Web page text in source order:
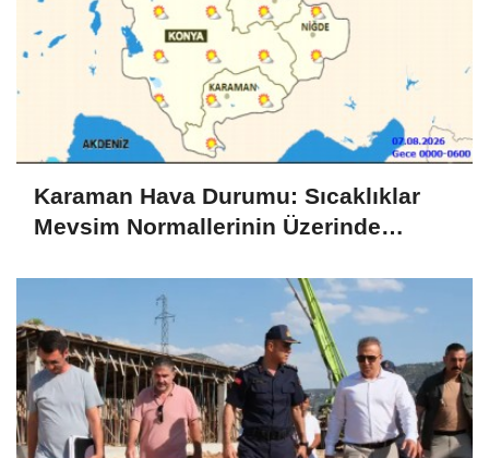
Karaman Hava Durumu: Sıcaklıklar
Mevsim Normallerinin Üzerinde